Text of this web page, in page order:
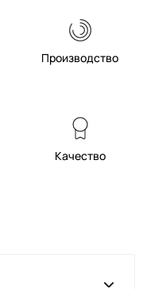
Производство
Качество